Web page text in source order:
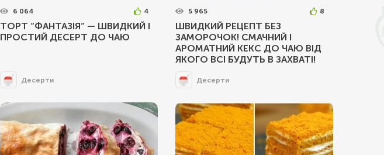
6 064 4
ТОРТ “ФАНТАЗІЯ” — ШВИДКИЙ І
ПРОСТИЙ ДЕСЕРТ ДО ЧАЮ
Десерти
5 965 8
ШВИДКИЙ РЕЦЕПТ БЕЗ
ЗАМОРОЧОК! СМАЧНИЙ І
АРОМАТНИЙ КЕКС ДО ЧАЮ ВІД
ЯКОГО ВСІ БУДУТЬ В ЗАХВАТІ!
Десерти